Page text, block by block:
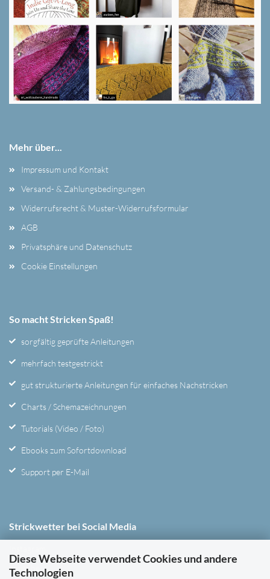
Diese Webseite verwendet Cookies und andere
Technologien
Mehr über...
Impressum und Kontakt
Versand- & Zahlungsbedingungen
Widerrufsrecht & Muster-Widerrufsformular
AGB
Privatsphäre und Datenschutz
Cookie Einstellungen
So macht Stricken Spaß!
sorgfältig geprüfte Anleitungen
mehrfach testgestrickt
gut strukturierte Anleitungen für einfaches Nachstricken
Charts / Schemazeichnungen
Tutorials (Video / Foto)
Ebooks zum Sofortdownload
Support per E-Mail
Strickwetter bei Social Media
Youtube